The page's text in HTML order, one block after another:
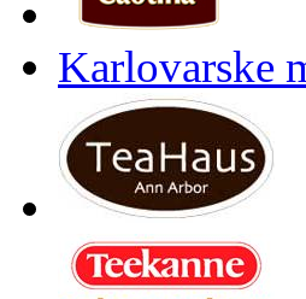
Karlovarske